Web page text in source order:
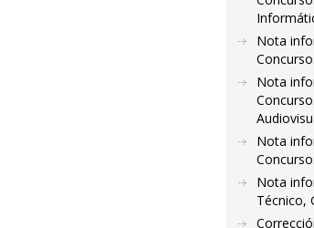
Nota
Nota
Nota
Nota
Técnico,